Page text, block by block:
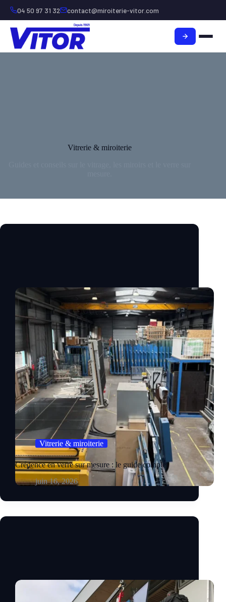
04 50 97 31 32 contact@miroiterie-vitor.com
Vitrerie & miroiterie
Vitrerie & miroiterie
Crédence en verre sur mesure : le guide complet
juin 16, 2026